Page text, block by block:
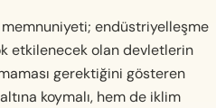
endüstriyelleşme
etkilenecek olan devletlerin
gerektiğini gösteren
koymalı, hem de iklim